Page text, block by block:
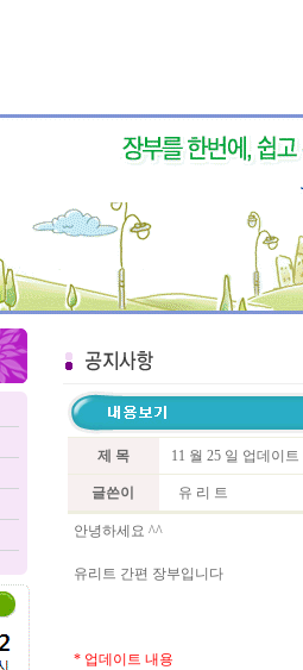
제 목 11 월 25 일 업데이
글쓴이 유 리 트
안녕하세요 ^^
유리트 간편 장부입니다
* 업데이트 내용